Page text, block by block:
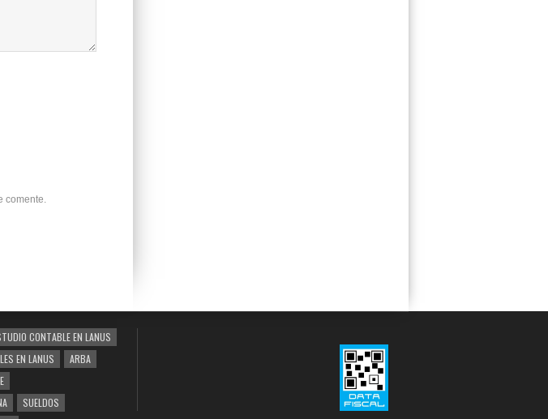
comente.
CONTABLE EN LANUS
EN LANUS
ARBA
SUELDOS